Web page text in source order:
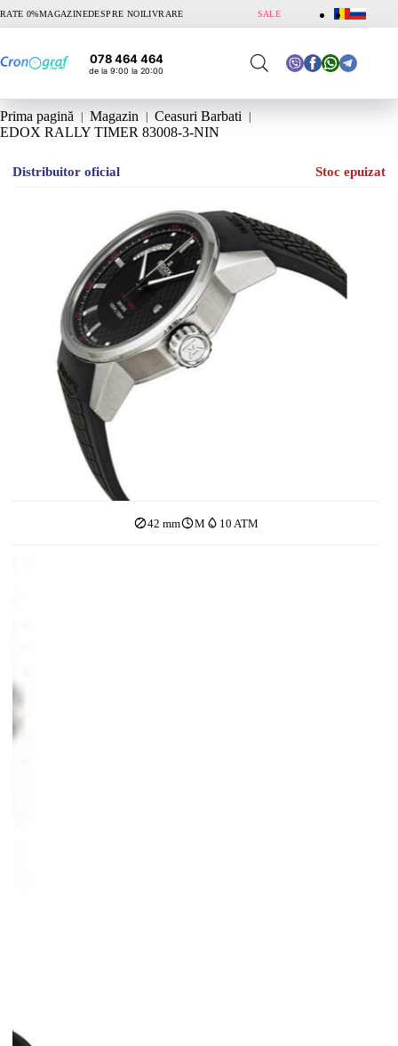
RATE 0%MAGAZINEDESPRE NOILIVRARE SALE
078 464 464
de la 9:00 la 20:00
Prima pagină Magazin
Ceasuri Barbati
EDOX RALLY TIMER 83008-3-NIN
Distribuitor oficial Stoc epuizat
42 mm M 10 ATM